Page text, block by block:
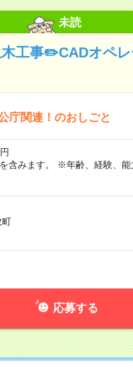
未読
木工事✏️CADオペ
庁関連！のおしごと
含みます。 ※年齢、経験、
町
応募する